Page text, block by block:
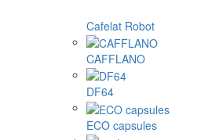
Cafelat Robot
CAFFLANO
DF64
ECO capsules